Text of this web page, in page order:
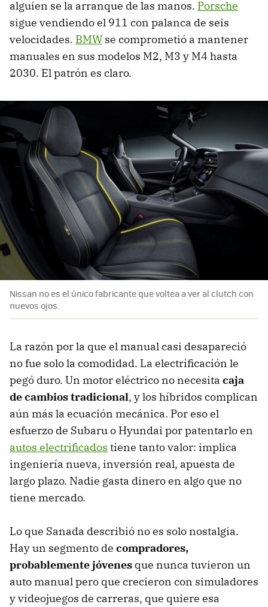
alguien se la arranque de las manos. Porsche
sigue vendiendo el 911 con palanca de seis
velocidades. BMW se comprometió a mantener
manuales en sus modelos M2, M3 y M4 hasta
2030. El patrón es claro.
Nissan no es el único fabricante que voltea a ver al clutch con
nuevos ojos.
La razón por la que el manual casi desapareció
no fue solo la comodidad. La electrificación le
pegó duro. Un motor eléctrico no necesita caja
de cambios tradicional, y los híbridos complican
aún más la ecuación mecánica. Por eso el
esfuerzo de Subaru o Hyundai por patentarlo en
autos electrificados tiene tanto valor: implica
ingeniería nueva, inversión real, apuesta de
largo plazo. Nadie gasta dinero en algo que no
tiene mercado.
Lo que Sanada describió no es solo nostalgia.
Hay un segmento de compradores,
probablemente jóvenes que nunca tuvieron un
auto manual pero que crecieron con simuladores
y videojuegos de carreras, que quiere esa